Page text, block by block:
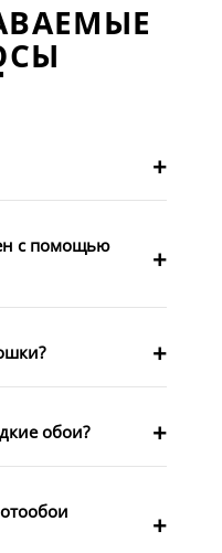
с помощью
обои?